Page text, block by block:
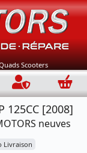
Scooters
Connection
125CC [2008]
neuves
Livraison